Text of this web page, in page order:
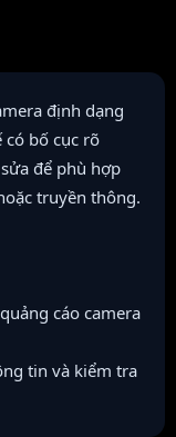
định dạng
có bố cục rõ
để phù hợp
truyền thông.
cáo camera
tin và kiểm tra